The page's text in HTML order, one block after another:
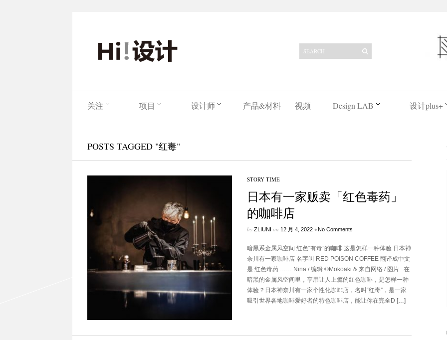
关注 项目 设计师 产品&材料 视频 Design LAB 设计plus+
POSTS TAGGED "红毒"
STORY TIME
日本有一家贩卖「红色毒药」
的咖啡店
by ZLIUNI on 12 月 4, 2022 •No Comments
暗黑系金属风空间 红色“有毒”的咖啡 这是怎样一种体验 日本神
奈川有一家咖啡店 名字叫 RED POISON COFFEE 翻译成中文
是 红色毒药 …… Nina / 编辑 ©Mokoaki & 来自网络 / 图片 在
暗黑的金属风空间里，享用让人上瘾的红色咖啡，是怎样一种
体验？日本神奈川有一家个性化咖啡店，名叫“红毒”，是一家
吸引世界各地咖啡爱好者的特色咖啡店，能让你在完全D […]